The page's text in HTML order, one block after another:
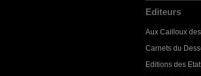
Editeurs
Aux Cailloux
Carnets du
Editions des